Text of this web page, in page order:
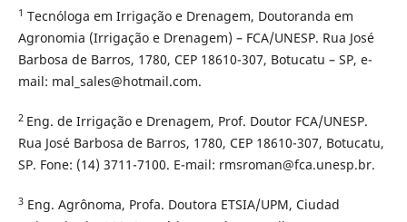
1 Tecnóloga em Irrigação e Drenagem, Doutoranda em
Agronomia (Irrigação e Drenagem) – FCA/UNESP. Rua José
Barbosa de Barros, 1780, CEP 18610-307, Botucatu – SP, e-
mail: mal_sales@hotmail.com.
2 Eng. de Irrigação e Drenagem, Prof. Doutor FCA/UNESP.
Rua José Barbosa de Barros, 1780, CEP 18610-307, Botucatu,
SP. Fone: (14) 3711-7100. E-mail: rmsroman@fca.unesp.br.
3Eng. Agrônoma, Profa. Doutora ETSIA/UPM, Ciudad